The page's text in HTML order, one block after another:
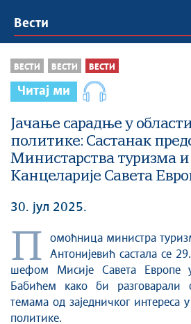
Вести
ВЕСТИ ВЕСТИ ВЕСТИ
Читај ми
Јачање сарадње у
политике: Састанак
Министарства туризма
Канцеларије Савета
30. јул 2025.
П
омоћница министра
Антонијевић састала се
шефом Мисије Савета Европе
Бабићем како би
темама од заједничког интереса
политике.